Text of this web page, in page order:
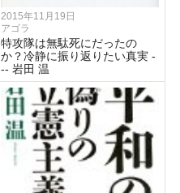
2015年11月19日
アゴラ
特攻隊は無駄死にだったの
か？冷静に振り返りたい真実 -
-- 岩田 温